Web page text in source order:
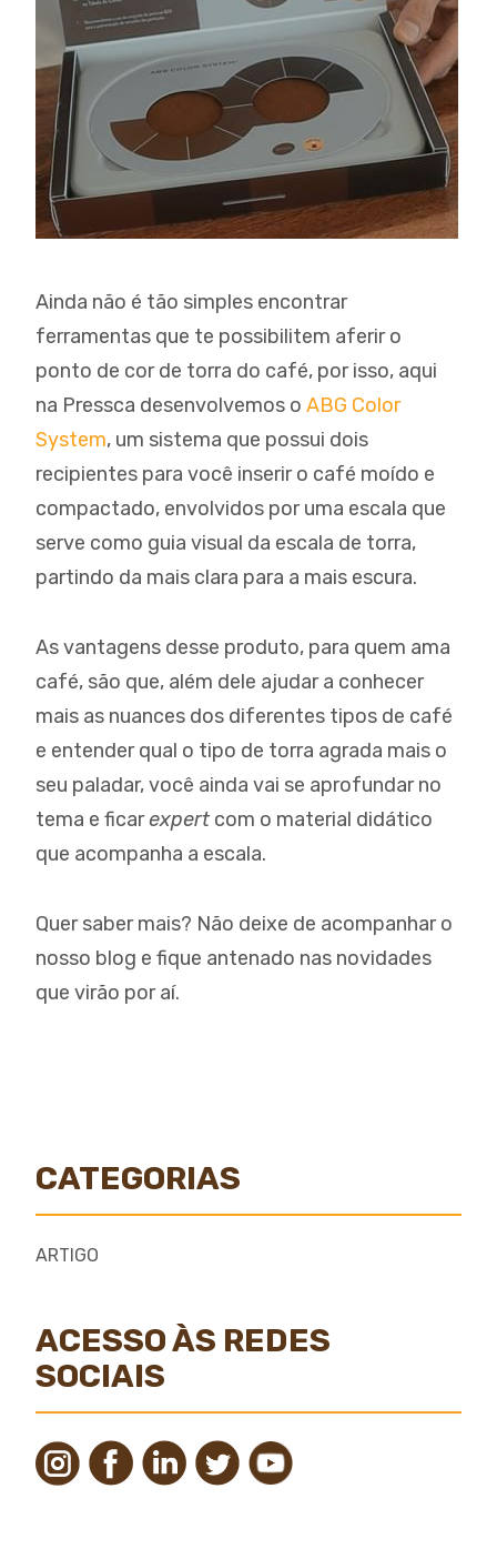
Ainda não é tão simples encontrar
ferramentas que te possibilitem aferir o
ponto de cor de torra do café, por isso, aqui
na Pressca desenvolvemos o ABG Color
System, um sistema que possui dois
recipientes para você inserir o café moído e
compactado, envolvidos por uma escala que
serve como guia visual da escala de torra,
partindo da mais clara para a mais escura.
As vantagens desse produto, para quem ama
café, são que, além dele ajudar a conhecer
mais as nuances dos diferentes tipos de café
e entender qual o tipo de torra agrada mais o
seu paladar, você ainda vai se aprofundar no
tema e ficarexpert com o material didático
que acompanha a escala.
Quer saber mais? Não deixe de acompanhar o
nosso blog e fique antenado nas novidades
que virão por aí.
CATEGORIAS
ARTIGO
ACESSO ÀS REDES
SOCIAIS